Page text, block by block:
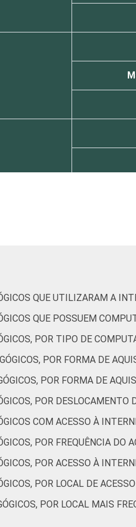
entre setembro e
QUE UTILIZARAM A
QUE POSSUEM
POR TIPO DE
POR FORMA DE
POR FORMA DE
POR
COM ACESSO À
POR FREQUÊNCIA DO
POR ACESSO À
POR LOCAL DE
POR LOCAL MAIS